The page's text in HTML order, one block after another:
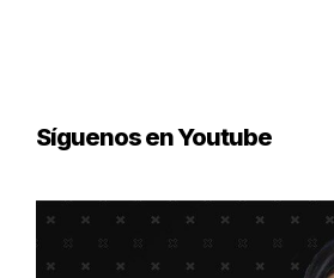
Síguenos en Youtube